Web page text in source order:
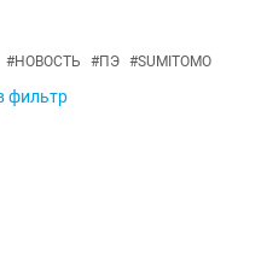
#НОВОСТЬ #ПЭ #SUMITOMO
фильтр